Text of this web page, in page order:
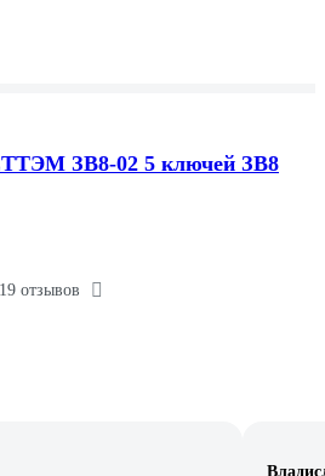
ЗВ8-02 5 ключей ЗВ8
19 отзывов